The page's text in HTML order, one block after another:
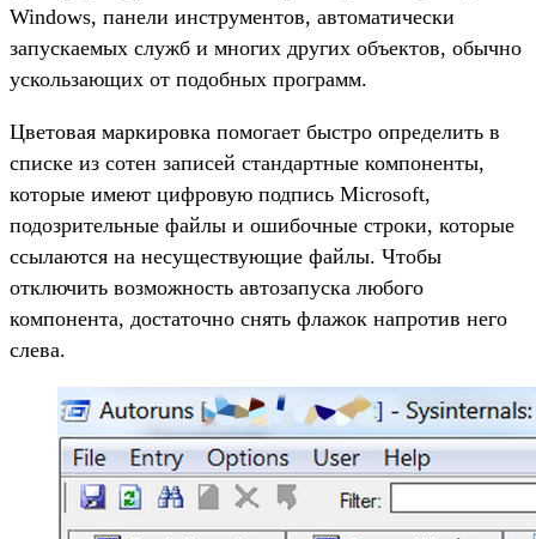
Windows, панели инструментов, автоматически
запускаемых служб и многих других объектов, обычно
ускользающих от подобных программ.
Цветовая маркировка помогает быстро определить в
списке из сотен записей стандартные компоненты,
которые имеют цифровую подпись Microsoft,
подозрительные файлы и ошибочные строки, которые
ссылаются на несуществующие файлы. Чтобы
отключить возможность автозапуска любого
компонента, достаточно снять флажок напротив него
слева.